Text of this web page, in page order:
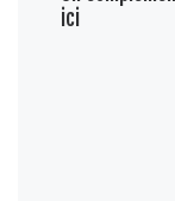
ici